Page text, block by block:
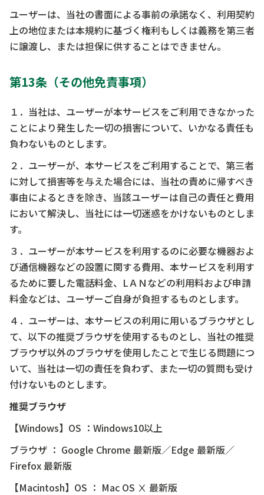
ユーザーは、当社の書面による事前の承諾なく、利用契約
上の地位または本規約に基づく権利もしくは義務を第三者
に譲渡し、または担保に供することはできません。
第13条（その他免責事項）
１．当社は、ユーザーが本サービスをご利用できなかった
ことにより発生した一切の損害について、いかなる責任も
負わないものとします。
２．ユーザーが、本サービスをご利用することで、第三者
に対して損害等を与えた場合には、当社の責めに帰すべき
事由によるときを除き、当該ユーザーは自己の責任と費用
において解決し、当社には一切迷惑をかけないものとしま
す。
３．ユーザーが本サービスを利用するのに必要な機器およ
び通信機器などの設置に関する費用、本サービスを利用す
るために要した電話料金、LＡＮなどの利用料および申請
料金などは、ユーザーご自身が負担するものとします。
４．ユーザーは、本サービスの利用に用いるブラウザとし
て、以下の推奨ブラウザを使用するものとし、当社の推奨
ブラウザ以外のブラウザを使用したことで生じる問題につ
いて、当社は一切の責任を負わず、また一切の質問も受け
付けないものとします。
推奨ブラウザ
【Windows】OS ：Windows10以上
ブラウザ ： Google Chrome 最新版／Edge 最新版／
Firefox 最新版
【Macintosh】OS ： Mac OS Ⅹ 最新版